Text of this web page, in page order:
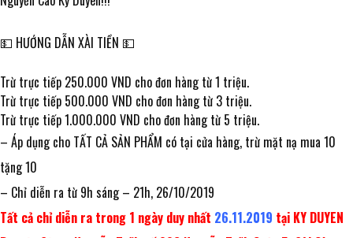
💵 HƯỚNG DẪN XÀI TIỀN 💵
Trừ trực tiếp 250.000 VND cho đơn hàng từ 1 triệu.
Trừ trực tiếp 500.000 VND cho đơn hàng từ 3 triệu.
Trừ trực tiếp 1.000.000 VND cho đơn hàng từ 5 triệu.
– Áp dụng cho TẤT CẢ SẢN PHẨM có tại cửa hàng, trừ mặt nạ mua 10
tặng 10
– Chỉ diễn ra từ 9h sáng – 21h, 26/10/2019
Tất cả chỉ diễn ra trong 1 ngày duy nhất 26.11.2019 tại KY DUYEN